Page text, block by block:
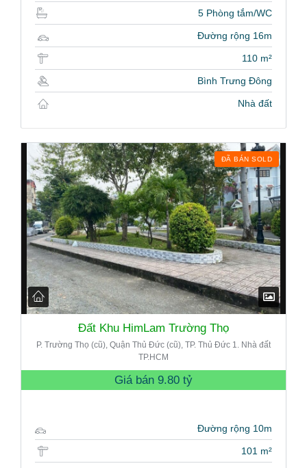
5 Phòng tắm/WC
Đường rộng 16m
110 m²
Bình Trưng Đông
Nhà đất
ĐÃ BÁN SOLD
Đất Khu HimLam Trường Thọ
P. Trường Thọ (cũ), Quận Thủ Đức (cũ), TP. Thủ Đức 1. Nhà đất
TP.HCM
Giá bán 9.80 tỷ
Đường rộng 10m
101 m²